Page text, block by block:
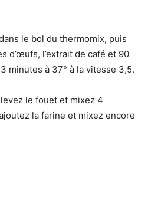
le bol du thermomix, puis
d’œufs, l’extrait de café et 90
minutes à 37° à la vitesse 3,5.
le fouet et mixez 4
la farine et mixez encore